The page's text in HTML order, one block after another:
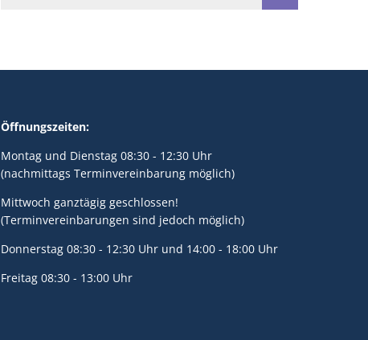
Öffnungszeiten:
Montag und Dienstag 08:30 - 12:30 Uhr
(nachmittags Terminvereinbarung möglich)
Mittwoch ganztägig geschlossen!
(Terminvereinbarungen sind jedoch möglich)
Donnerstag 08:30 - 12:30 Uhr und 14:00 - 18:00 Uhr
Freitag 08:30 - 13:00 Uhr